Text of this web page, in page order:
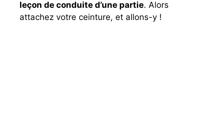
leçon de conduite d’une partie. Alors
attachez votre ceinture, et allons-y !